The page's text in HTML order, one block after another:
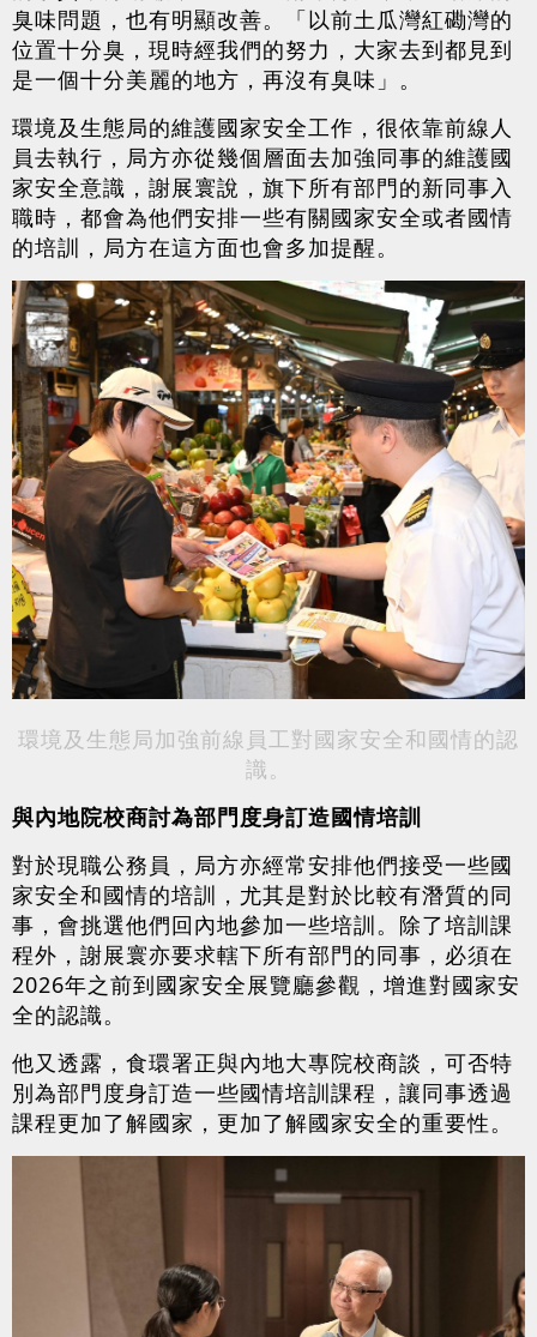
臭味問題，也有明顯改善。「以前土瓜灣紅磡灣的
位置十分臭，現時經我們的努力，大家去到都見到
是一個十分美麗的地方，再沒有臭味」。
環境及生態局的維護國家安全工作，很依靠前線人
員去執行，局方亦從幾個層面去加強同事的維護國
家安全意識，謝展寰說，旗下所有部門的新同事入
職時，都會為他們安排一些有關國家安全或者國情
的培訓，局方在這方面也會多加提醒。
環境及生態局加強前線員工對國家安全和國情的認
識。
與內地院校商討為部門度身訂造國情培訓
對於現職公務員，局方亦經常安排他們接受一些國
家安全和國情的培訓，尤其是對於比較有潛質的同
事，會挑選他們回內地參加一些培訓。除了培訓課
程外，謝展寰亦要求轄下所有部門的同事，必須在
2026年之前到國家安全展覽廳參觀，增進對國家安
全的認識。
他又透露，食環署正與內地大專院校商談，可否特
別為部門度身訂造一些國情培訓課程，讓同事透過
課程更加了解國家，更加了解國家安全的重要性。